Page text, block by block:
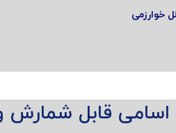
خوارزمی
قابل شمارش